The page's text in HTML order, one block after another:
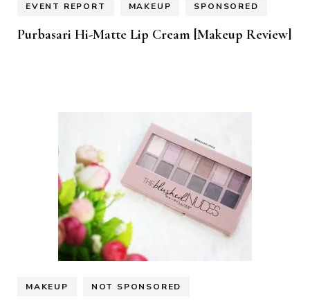
EVENT REPORT MAKEUP SPONSORED
Purbasari Hi-Matte Lip Cream [Makeup Review]
MAKEUP NOT SPONSORED